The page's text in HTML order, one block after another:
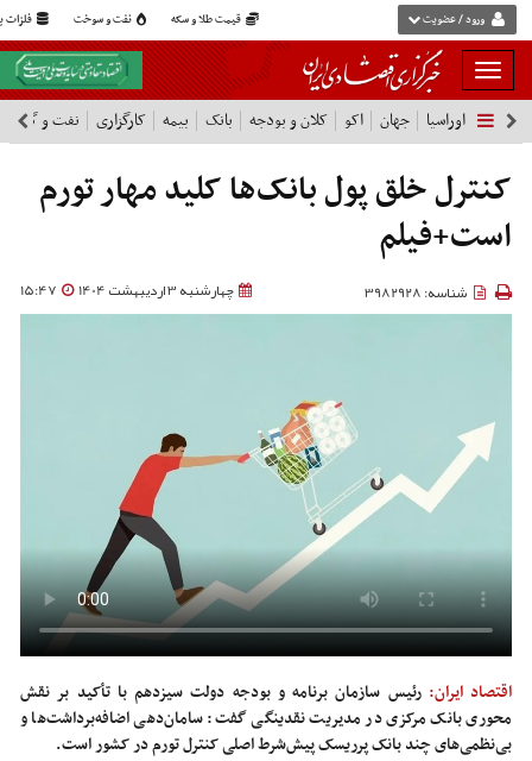
قیمت طلا و سکه نفت و سوخت فلزات ورود / عضویت
بار
و
بسته
نمودن
فهرست
اوراسیا جهان اکو کلان و بودجه بانک بیمه کارگزاری نفت و گاز
کنترل خلق پول بانک‌ها کلید مهار تورم
است+فیلم
چهارشنبه 3 اردیبهشت 1404 15:47 شناسه: 3982928
اقتصاد ایران: رئیس سازمان برنامه و بودجه دولت سیزدهم با تأکید بر نقش
محوری بانک مرکزی در مدیریت نقدینگی گفت: سامان‌دهی اضافه‌برداشت‌ها و
بی‌نظمی‌های چند بانک پرریسک پیش‌شرط اصلی کنترل تورم در کشور است.